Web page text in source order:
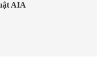
AIA